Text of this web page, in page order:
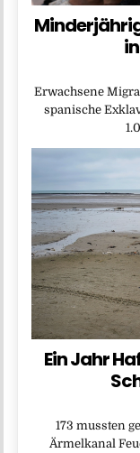
Erwachsene
spanische
Ein Jahr
173 mussten
Ärmelkanal